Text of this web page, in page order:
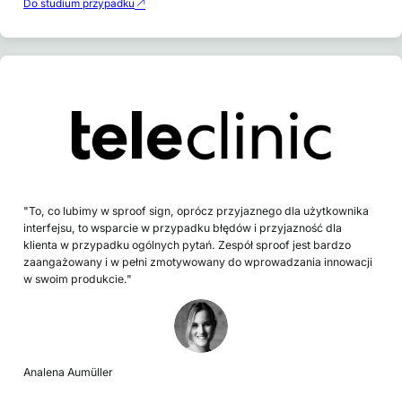
Do studium przypadku
"To, co lubimy w sproof sign, oprócz przyjaznego dla użytkownika
interfejsu, to wsparcie w przypadku błędów i przyjazność dla
klienta w przypadku ogólnych pytań. Zespół sproof jest bardzo
zaangażowany i w pełni zmotywowany do wprowadzania innowacji
w swoim produkcie."
Analena Aumüller